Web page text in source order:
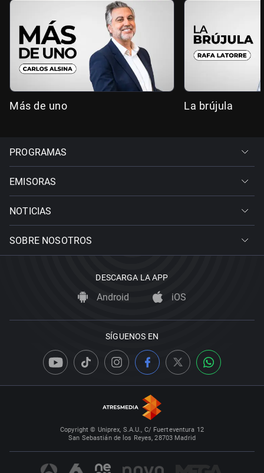
Más de uno La brújula
PROGRAMAS
EMISORAS
NOTICIAS
SOBRE NOSOTROS
DESCARGA LA APP
Android iOS
SÍGUENOS EN
Copyright © Uniprex, S.A.U., C/ Fuerteventura 12
San Sebastián de los Reyes, 28703 Madrid